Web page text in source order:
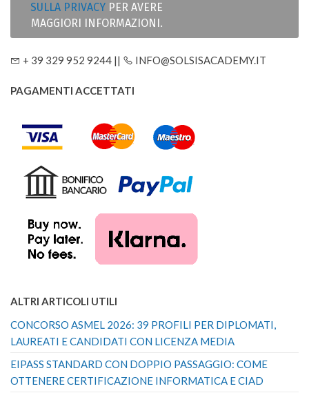
SULLA PRIVACY PER AVERE
MAGGIORI INFORMAZIONI.
+ 39 329 952 9244 || INFO@SOLSISACADEMY.IT
PAGAMENTI ACCETTATI
ALTRI ARTICOLI UTILI
CONCORSO ASMEL 2026: 39 PROFILI PER DIPLOMATI,
LAUREATI E CANDIDATI CON LICENZA MEDIA
EIPASS STANDARD CON DOPPIO PASSAGGIO: COME
OTTENERE CERTIFICAZIONE INFORMATICA E CIAD